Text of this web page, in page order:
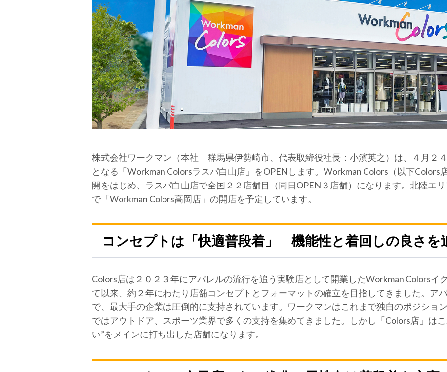
株式会社ワークマン（本社：群馬県伊勢崎市、代表取締役社長：小濱英之）は、４月２
となる「Workman Colorsラスパ白山店」をOPENします。Workman Colors（以下Colors
開をはじめ、ラスパ白山店で全国２２店舗目（同日OPEN３店舗）になります。北陸エ
で「Workman Colors高岡店」の開店を予定しています。
コンセプトは「快適普段着」 機能性と着回しの良さを
Colors店は２０２３年にアパレルの流行を追う実験店として開業したWorkman Colorsイ
て以来、約２年にわたり店舗コンセプトとフォーマットの確立を目指してきました。ア
で、最大手の企業は圧倒的に支持されています。ワークマンはこれまで独自のポジショ
ではアウトドア、スポーツ業界で多くの支持を集めてきました。しかし「Colors店」は
い”をメインに打ち出した店舗になります。